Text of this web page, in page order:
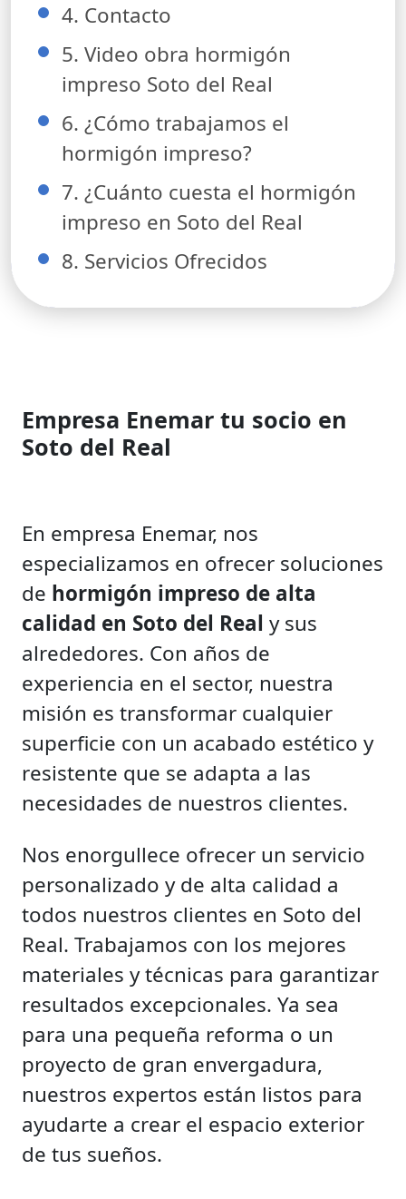
4. Contacto
5. Video obra hormigón
impreso Soto del Real
6. ¿Cómo trabajamos el
hormigón impreso?
7. ¿Cuánto cuesta el hormigón
impreso en Soto del Real
8. Servicios Ofrecidos
Empresa Enemar tu socio en
Soto del Real
En empresa Enemar, nos
especializamos en ofrecer soluciones
de hormigón impreso de alta
calidad en Soto del Real y sus
alrededores. Con años de
experiencia en el sector, nuestra
misión es transformar cualquier
superficie con un acabado estético y
resistente que se adapta a las
necesidades de nuestros clientes.
Nos enorgullece ofrecer un servicio
personalizado y de alta calidad a
todos nuestros clientes en Soto del
Real. Trabajamos con los mejores
materiales y técnicas para garantizar
resultados excepcionales. Ya sea
para una pequeña reforma o un
proyecto de gran envergadura,
nuestros expertos están listos para
ayudarte a crear el espacio exterior
de tus sueños.